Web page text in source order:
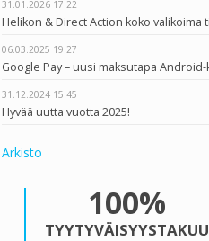
31.01.2026 17.22
06.03.2025 19.27
31.12.2024 15.45
Hyvää uutta vuotta 2025!
Arkisto
100%
TYYTYVÄISYYSTAKUU